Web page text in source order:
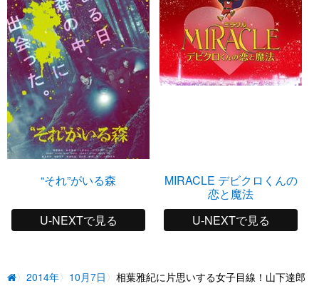
“それ”がいる森
U-NEXTで見る
MIRACLE デビクロくんの
恋と魔法
U-NEXTで見る
2014年 10月7日
相葉雅紀に片思いする女子目線！山下達郎